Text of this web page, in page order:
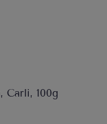
Carli, 100g